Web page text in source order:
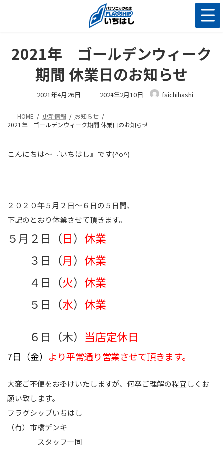
2021年 ゴールデンウィーク
期間 休業日のお知らせ
2021年4月26日 最
終
日
時
2024年2月10日 fsichihashi
HOME 更新情報
お知らせ
2021年 ゴールデンウィーク期間 休業日のお知らせ
こんにちは～『いちはし』です(^o^)
２０２０年５月２日～６日の５日間、
下記のとおり休業させて頂きます。
５月２日（日） 休業
３日（月） 休業
４日（火） 休業
５日（水） 休業
６日（木） 当店定休日
7日（金） より平常通り営業させて頂きます。
大変ご不便をお掛けいたしますが、何卒ご理解の程宜しくお
願い致します。
フラグシップいちはし
（有）市橋デンキ
スタッフ一同